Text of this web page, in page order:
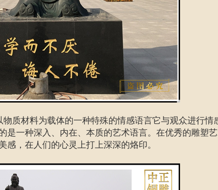
质材料为载体的一种特殊的情感语言它与观众进行情
是一种深入、内在、本质的艺术语言。在优秀的雕塑
，在人们的心灵上打上深深的烙印。